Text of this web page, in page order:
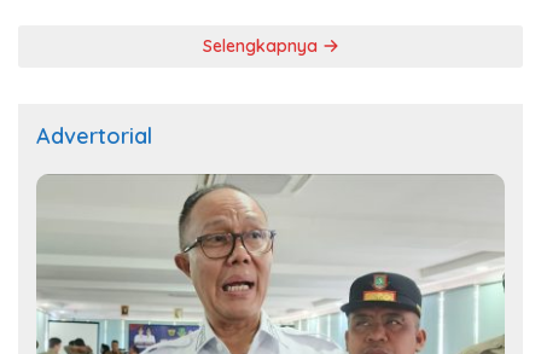
Selengkapnya
Advertorial